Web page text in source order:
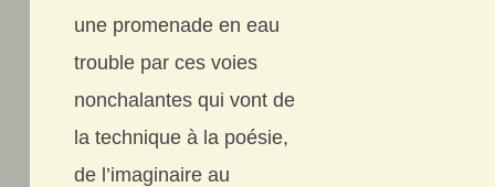
une promenade en eau
trouble par ces voies
nonchalantes qui vont de
la technique à la poésie,
de l’imaginaire au